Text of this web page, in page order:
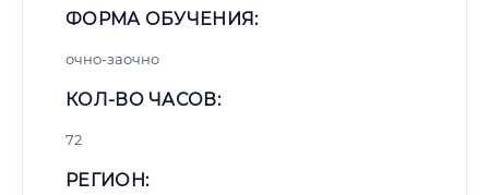
ФОРМА ОБУЧЕНИЯ:
очно-заочно
КОЛ-ВО ЧАСОВ:
72
РЕГИОН: